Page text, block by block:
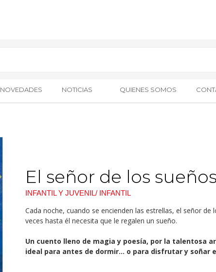
NOVEDADES NOTICIAS QUIENES SOMOS
El señor de los sueños
INFANTIL Y JUVENIL/ INFANTIL
Cada noche, cuando se encienden las estrellas, el señor
veces hasta él necesita que le regalen un sueño.
Un cuento lleno de magia y poesía, por la talentosa
ideal para antes de dormir… o para disfrutar y soñar